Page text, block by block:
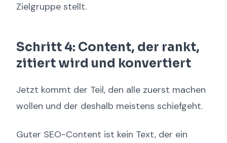
Zielgruppe stellt.
Schritt 4: Content, der rankt,
zitiert wird und konvertiert
Jetzt kommt der Teil, den alle zuerst machen
wollen und der deshalb meistens schiefgeht.
Guter SEO-Content ist kein Text, der ein